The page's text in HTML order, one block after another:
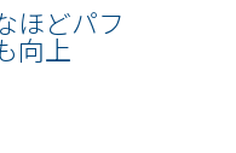
ほどパフ
向上